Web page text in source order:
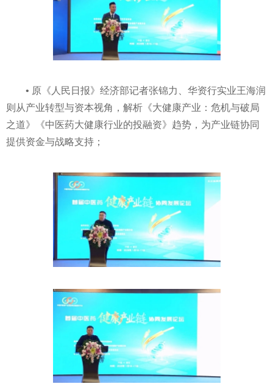
• 原《人民日报》经济部记者张锦力、华资行实业王海润
则从产业转型与资本视角，解析《大健康产业：危机与破局
之道》《中医药大健康行业的投融资》趋势，为产业链协同
提供资金与战略支持；